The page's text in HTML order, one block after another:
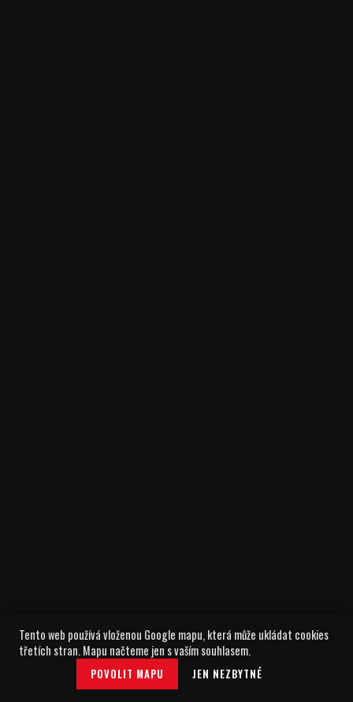
▼ SJEĎTE NÍŽ
Tento web používá vloženou Google mapu, která může ukládat cookies
třetích stran. Mapu načteme jen s vaším souhlasem.
POVOLIT MAPU JEN NEZBYTNÉ